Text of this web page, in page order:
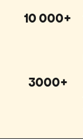
10 000+
3000+